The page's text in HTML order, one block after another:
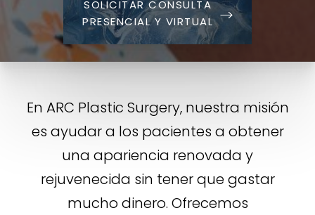
SOLICITAR CONSULTA
PRESENCIAL Y VIRTUAL
En ARC Plastic Surgery, nuestra misión
es ayudar a los pacientes a obtener
una apariencia renovada y
rejuvenecida sin tener que gastar
mucho dinero. Ofrecemos